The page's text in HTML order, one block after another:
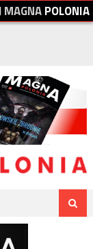
MAGNAPOLONIA